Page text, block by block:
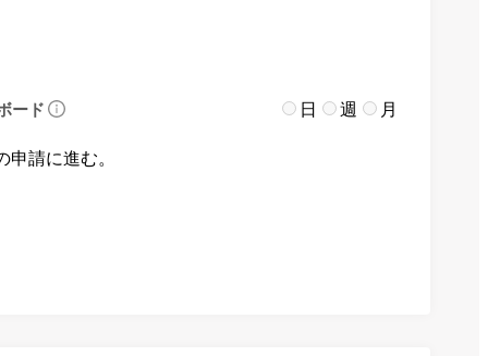
ード 日 週 月
請に進む。